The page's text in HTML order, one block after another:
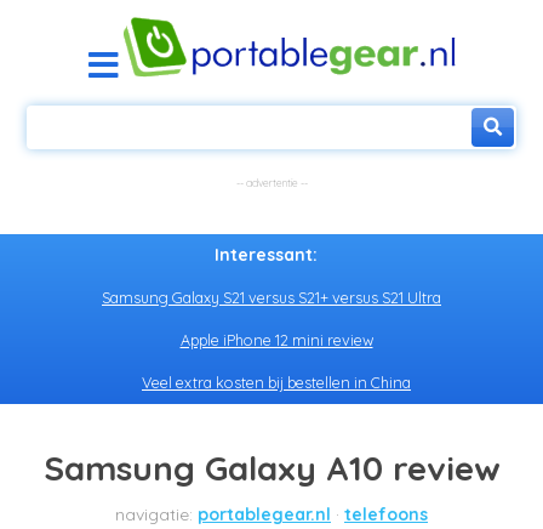
Interessant:
Samsung Galaxy S21 versus S21+ versus S21 Ultra
Apple iPhone 12 mini review
Veel extra kosten bij bestellen in China
Samsung Galaxy A10 review
portablegear.nl telefoons